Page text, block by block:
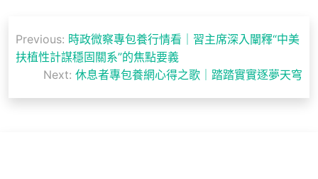
章
覽
Previous: 時政微察專包養行情看｜習主席深入闡釋“中美
扶植性計謀穩固關系”的焦點要義
Next: 休息者專包養網心得之歌｜踏踏實實逐夢天穹